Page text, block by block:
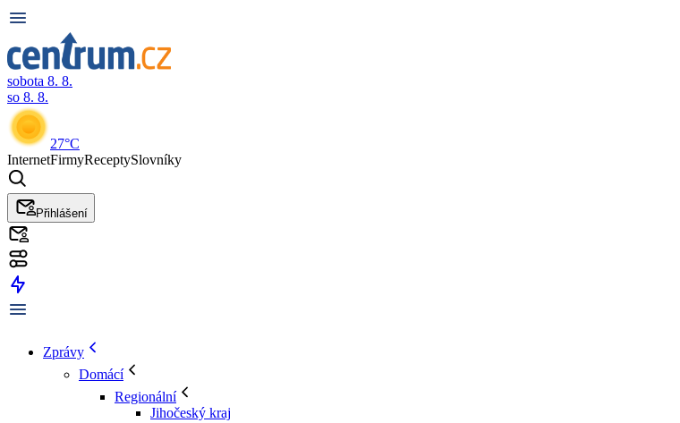
sobota 8. 8.
so 8. 8.
27°C
InternetFirmyReceptySlovníky
Přihlášení
Zprávy
Domácí
Regionální
Jihočeský kraj